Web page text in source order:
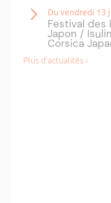
Du vendredi 13
Festival des
Japon /
Corsica
Plus d'actualités ›